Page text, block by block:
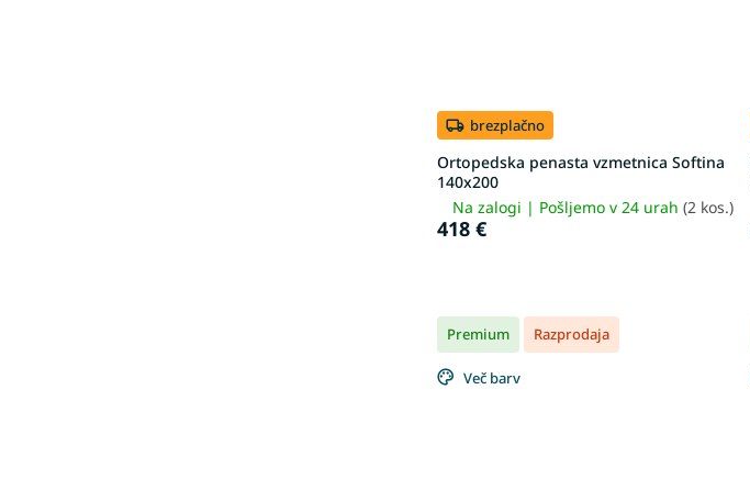
brezplačno
Ortopedska penasta vzmetnica Softina
140x200
Na zalogi | Pošljemo v 24 urah(2 kos.)
418 €
Premium Razprodaja
Več barv